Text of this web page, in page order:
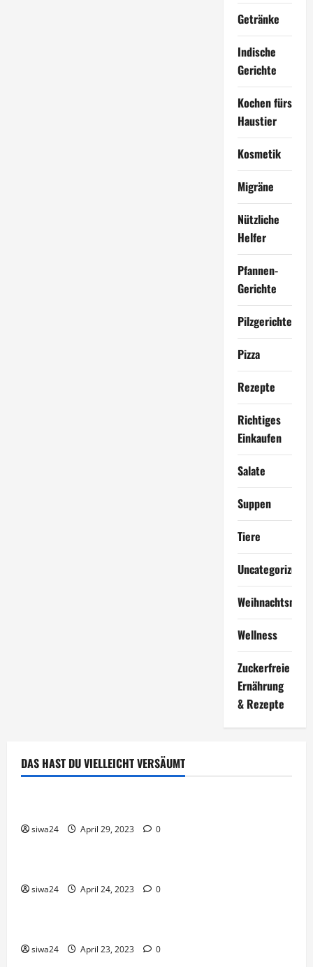
Getränke
Indische
Gerichte
Kochen fürs
Haustier
Kosmetik
Migräne
Nützliche
Helfer
Pfannen-
Gerichte
Pilzgerichte
Pizza
Rezepte
Richtiges
Einkaufen
Salate
Suppen
Tiere
Uncategorized
Wellness
Zuckerfreie
Ernährung
& Rezepte
DAS HAST DU VIELLEICHT VERSÄUMT
Brot & Brötchen
siwa24 April 29, 2023 0
Pfannen-Gerichte Rezepte
siwa24 April 24, 2023 0
Brot & Brötchen
siwa24 April 23, 2023 0
Brot & Brötchen